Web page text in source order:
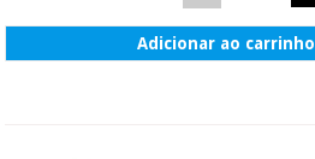
Adicionar ao carrinho